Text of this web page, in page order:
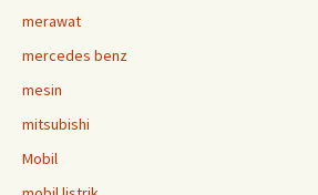
merawat
mercedes benz
mesin
mitsubishi
Mobil